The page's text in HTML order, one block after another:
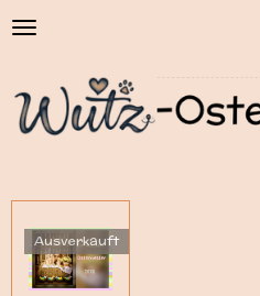
Zum
Hauptinhalt
Ausverkauft